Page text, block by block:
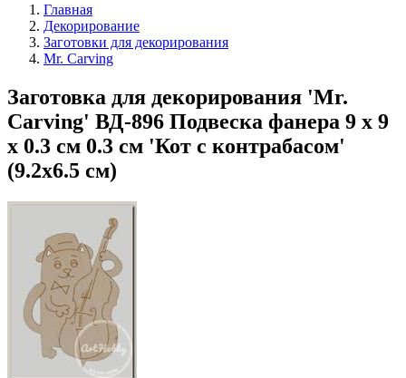
Главная
Декорирование
Заготовки для декорирования
Mr. Carving
Заготовка для декорирования 'Mr.
Carving' ВД-896 Подвеска фанера 9 х 9
х 0.3 см 0.3 см 'Кот с контрабасом'
(9.2х6.5 см)